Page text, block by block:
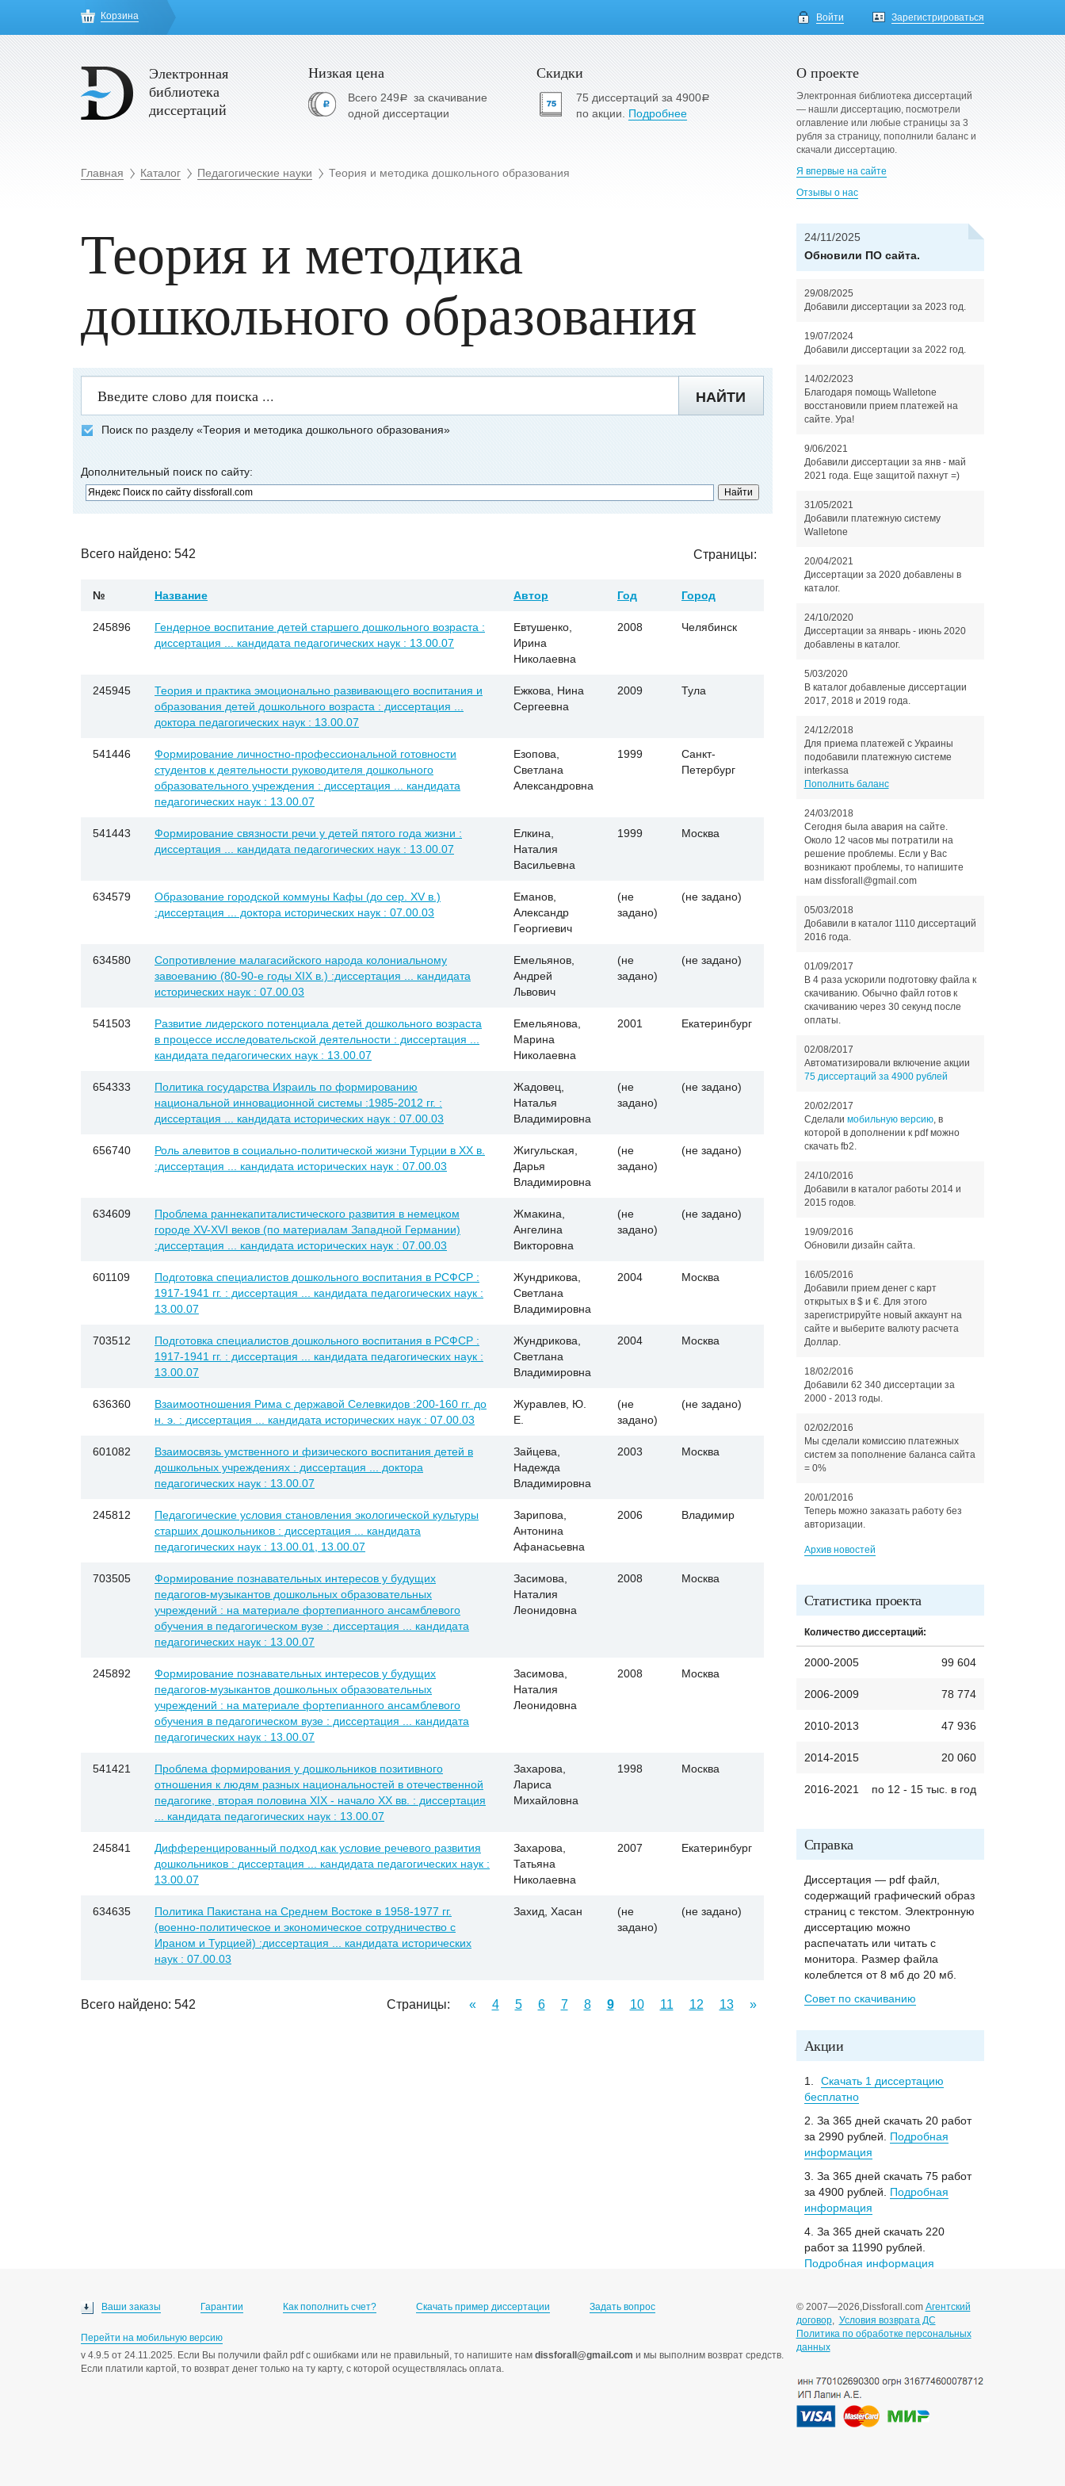
Корзина Войти Зарегистрироваться
Электронная
библиотека
диссертаций
Низкая цена
Всего 249aза скачивание
одной диссертации
Скидки
75 диссертаций за 4900a
по акции. Подробнее
Главная Каталог Педагогические науки Теория и методика дошкольного образования
Теория и методика
дошкольного образования
НАЙТИ
Поиск по разделу «Теория и методика дошкольного образования»
Дополнительный поиск по сайту:
Всего найдено: 542 Страницы:
№ Название Автор Год Город
245896
Гендерное воспитание детей старшего дошкольного возраста :
диссертация ... кандидата педагогических наук : 13.00.07
Евтушенко,
Ирина
Николаевна
2008 Челябинск
245945
Теория и практика эмоционально развивающего воспитания и
образования детей дошкольного возраста : диссертация ...
доктора педагогических наук : 13.00.07
Ежкова, Нина
Сергеевна
2009 Тула
541446
Формирование личностно-профессиональной готовности
студентов к деятельности руководителя дошкольного
образовательного учреждения : диссертация ... кандидата
педагогических наук : 13.00.07
Езопова,
Светлана
Александровна
1999
Санкт-
Петербург
541443
Формирование связности речи у детей пятого года жизни :
диссертация ... кандидата педагогических наук : 13.00.07
Елкина,
Наталия
Васильевна
1999 Москва
634579
Образование городской коммуны Кафы (до сер. XV в.)
:диссертация ... доктора исторических наук : 07.00.03
Еманов,
Александр
Георгиевич
(не
задано)
(не задано)
634580
Сопротивление малагасийского народа колониальному
завоеванию (80-90-е годы XIX в.) :диссертация ... кандидата
исторических наук : 07.00.03
Емельянов,
Андрей
Львович
(не
задано)
(не задано)
541503
Развитие лидерского потенциала детей дошкольного возраста
в процессе исследовательской деятельности : диссертация ...
кандидата педагогических наук : 13.00.07
Емельянова,
Марина
Николаевна
2001 Екатеринбург
654333
Политика государства Израиль по формированию
национальной инновационной системы :1985-2012 гг. :
диссертация ... кандидата исторических наук : 07.00.03
Жадовец,
Наталья
Владимировна
(не
задано)
(не задано)
656740
Роль алевитов в социально-политической жизни Турции в XX в.
:диссертация ... кандидата исторических наук : 07.00.03
Жигульская,
Дарья
Владимировна
(не
задано)
(не задано)
634609
Проблема раннекапиталистического развития в немецком
городе XV-XVI веков (по материалам Западной Германии)
:диссертация ... кандидата исторических наук : 07.00.03
Жмакина,
Ангелина
Викторовна
(не
задано)
(не задано)
601109
Подготовка специалистов дошкольного воспитания в РСФСР :
1917-1941 гг. : диссертация ... кандидата педагогических наук :
13.00.07
Жундрикова,
Светлана
Владимировна
2004 Москва
703512
Подготовка специалистов дошкольного воспитания в РСФСР :
1917-1941 гг. : диссертация ... кандидата педагогических наук :
13.00.07
Жундрикова,
Светлана
Владимировна
2004 Москва
636360
Взаимоотношения Рима с державой Селевкидов :200-160 гг. до
н. э. : диссертация ... кандидата исторических наук : 07.00.03
Журавлев, Ю.
Е.
(не
задано)
(не задано)
601082
Взаимосвязь умственного и физического воспитания детей в
дошкольных учреждениях : диссертация ... доктора
педагогических наук : 13.00.07
Зайцева,
Надежда
Владимировна
2003 Москва
245812
Педагогические условия становления экологической культуры
старших дошкольников : диссертация ... кандидата
педагогических наук : 13.00.01, 13.00.07
Зарипова,
Антонина
Афанасьевна
2006 Владимир
703505
Формирование познавательных интересов у будущих
педагогов-музыкантов дошкольных образовательных
учреждений : на материале фортепианного ансамблевого
обучения в педагогическом вузе : диссертация ... кандидата
педагогических наук : 13.00.07
Засимова,
Наталия
Леонидовна
2008 Москва
245892
Формирование познавательных интересов у будущих
педагогов-музыкантов дошкольных образовательных
учреждений : на материале фортепианного ансамблевого
обучения в педагогическом вузе : диссертация ... кандидата
педагогических наук : 13.00.07
Засимова,
Наталия
Леонидовна
2008 Москва
541421
Проблема формирования у дошкольников позитивного
отношения к людям разных национальностей в отечественной
педагогике, вторая половина XIX - начало ХХ вв. : диссертация
... кандидата педагогических наук : 13.00.07
Захарова,
Лариса
Михайловна
1998 Москва
245841
Дифференцированный подход как условие речевого развития
дошкольников : диссертация ... кандидата педагогических наук :
13.00.07
Захарова,
Татьяна
Николаевна
2007 Екатеринбург
634635
Политика Пакистана на Среднем Востоке в 1958-1977 гг.
(военно-политическое и экономическое сотрудничество с
Ираном и Турцией) :диссертация ... кандидата исторических
наук : 07.00.03
Захид, Хасан
(не
задано)
(не задано)
Всего найдено: 542 Страницы: « 4 5 6 7 8 9 10 11 12 13 »
О проекте
Электронная библиотека диссертаций
— нашли диссертацию, посмотрели
оглавление или любые страницы за 3
рубля за страницу, пополнили баланс и
скачали диссертацию.
Я впервые на сайте
Отзывы о нас
24/11/2025
Обновили ПО сайта.
29/08/2025
Добавили диссертации за 2023 год.
19/07/2024
Добавили диссертации за 2022 год.
14/02/2023
Благодаря помощь Walletone
восстановили прием платежей на
сайте. Ура!
9/06/2021
Добавили диссертации за янв - май
2021 года. Еще защитой пахнут =)
31/05/2021
Добавили платежную систему
Walletone
20/04/2021
Диссертации за 2020 добавлены в
каталог.
24/10/2020
Диссертации за январь - июнь 2020
добавлены в каталог.
5/03/2020
В каталог добавленые диссертации
2017, 2018 и 2019 года.
24/12/2018
Для приема платежей с Украины
подобавили платежную системе
interkassa
Пополнить баланс
24/03/2018
Сегодня была авария на сайте.
Около 12 часов мы потратили на
решение проблемы. Если у Вас
возникают проблемы, то напишите
нам dissforall@gmail.com
05/03/2018
Добавили в каталог 1110 диссертаций
2016 года.
01/09/2017
В 4 раза ускорили подготовку файла к
скачиванию. Обычно файл готов к
скачиванию через 30 секунд после
оплаты.
02/08/2017
Автоматизировали включение акции
75 диссертаций за 4900 рублей
20/02/2017
Сделали мобильную версию, в
которой в дополнении к pdf можно
скачать fb2.
24/10/2016
Добавили в каталог работы 2014 и
2015 годов.
19/09/2016
Обновили дизайн сайта.
16/05/2016
Добавили прием денег с карт
открытых в $ и €. Для этого
зарегистрируйте новый аккаунт на
сайте и выберите валюту расчета
Доллар.
18/02/2016
Добавили 62 340 диссертации за
2000 - 2013 годы.
02/02/2016
Мы сделали комиссию платежных
систем за пополнение баланса сайта
= 0%
20/01/2016
Теперь можно заказать работу без
авторизации.
Архив новостей
Статистика проекта
Количество диссертаций:
2000-2005 99 604
2006-2009 78 774
2010-2013 47 936
2014-2015 20 060
2016-2021 по 12 - 15 тыс. в год
Справка
Диссертация — pdf файл,
содержащий графический образ
страниц с текстом. Электронную
диссертацию можно
распечатать или читать с
монитора. Размер файла
колеблется от 8 мб до 20 мб.
Совет по скачиванию
Акции
1.
Скачать 1 диссертацию
бесплатно
2. За 365 дней скачать 20 работ
за 2990 рублей. Подробная
информация
3. За 365 дней скачать 75 работ
за 4900 рублей. Подробная
информация
4. За 365 дней скачать 220
работ за 11990 рублей.
Подробная информация
Ваши заказы Гарантии Как пополнить счет? Скачать пример диссертации Задать вопрос
Перейти на мобильную версию
v 4.9.5 от 24.11.2025. Если Вы получили файл pdf с ошибками или не правильный, то напишите нам dissforall@gmail.com и мы выполним возврат средств.
Если платили картой, то возврат денег только на ту карту, с которой осуществлялась оплата.
© 2007—2026,Dissforall.com Агентский
договор, Условия возврата ДС
Политика по обработке персональных
данных